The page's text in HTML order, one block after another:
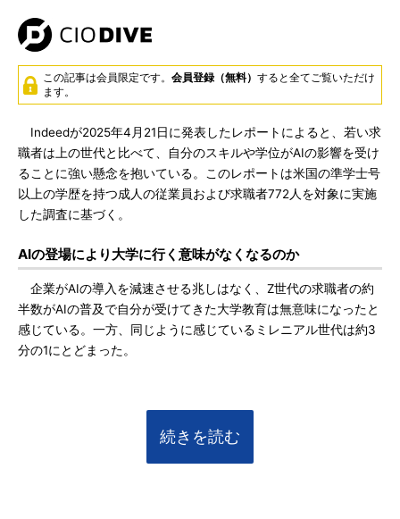
この記事は会員限定です。 会員登録（無料） すると全てご覧いただけ
ます。
Indeedが2025年4月21日に発表したレポートによると、若い求
職者は上の世代と比べて、自分のスキルや学位がAIの影響を受け
ることに強い懸念を抱いている。このレポートは米国の準学士号
以上の学歴を持つ成人の従業員および求職者772人を対象に実施
した調査に基づく。
AIの登場により大学に行く意味がなくなるのか
企業がAIの導入を減速させる兆しはなく、Z世代の求職者の約
半数がAIの普及で自分が受けてきた大学教育は無意味になったと
感じている。一方、同じように感じているミレニアル世代は約3
分の1にとどまった。
続きを読む